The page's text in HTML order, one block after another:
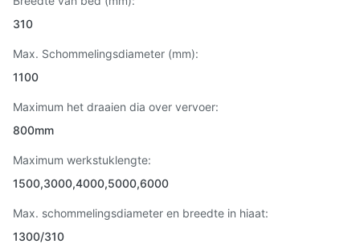
310
Max. Schommelingsdiameter (mm):
1100
Maximum het draaien dia over vervoer:
800mm
Maximum werkstuklengte:
1500,3000,4000,5000,6000
Max. schommelingsdiameter en breedte in hiaat:
1300/310